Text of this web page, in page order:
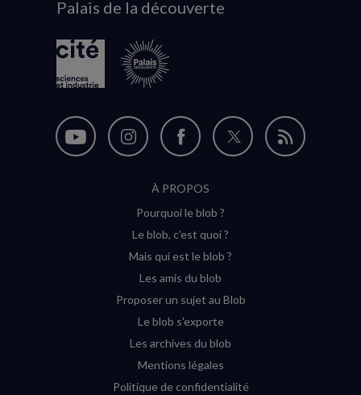
logo
Palais de la découverte
Nous
Nous
Instagram
(nouvelle
Nous
sur
Facebook
(nouvelle
Nous
Flux
À PROPOS
Pourquoi le blob ?
Le blob, c'est quoi ?
Mais qui est le blob ?
Les amis du blob
Proposer un sujet au Blob
Le blob s'exporte
Les archives du blob
Mentions légales
Politique de confidentialité